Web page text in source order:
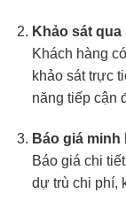
Khảo sát
Khách hàng
khảo sát trực
năng tiếp cận
Báo giá
Báo giá chi
dự trù chi phí,